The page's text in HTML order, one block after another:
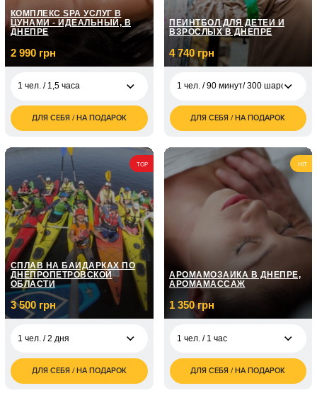
КОМПЛЕКС SPA УСЛУГ В
ЦУНАМИ - ИДЕАЛЬНЫЙ, В
ДНЕПРЕ
2 990 грн
1 чел. / 1,5 часа
2 990
грн
ДЛЯ СЕБЯ / НА ПОДАРОК
ПЕЙНТБОЛ ДЛЯ ДЕТЕЙ И
ВЗРОСЛЫХ В ДНЕПРЕ
4 740 грн
1 чел. / 90 минут/ 300 шаров
1 чел. / 90 минут/ 300
шаров
грн
10 чел. / 90
минут/300 шаров
7 900
грн
6 чел. / 120 минут/
400 шаров
5 940
грн
9 900
грн
ДЛЯ СЕБЯ / НА ПОДАРОК
TOP
СПЛАВ НА БАЙДАРКАХ ПО
ДНЕПРОПЕТРОВСКОЙ
ОБЛАСТИ
3 500 грн
1 чел. / 2 дня
3 500
грн
ДЛЯ СЕБЯ / НА ПОДАРОК
HIT
АРОМАМОЗАИКА В ДНЕПРЕ,
АРОМАМАССАЖ
1 350 грн
1 чел. / 1 час
1 350
грн
ДЛЯ СЕБЯ / НА ПОДАРОК